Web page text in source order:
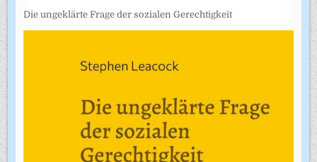
Die ungeklärte Frage der sozialen Gerechtigkeit